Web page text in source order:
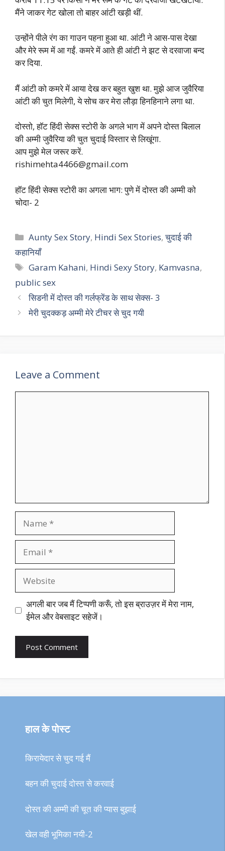
मैंने जाकर गेट खोला तो बाहर आंटी खड़ी थीं.
उन्होंने पीले रंग का गाउन पहना हुआ था. आंटी ने आस-पास देखा
और मेरे रूम में आ गईं. कमरे में आते ही आंटी ने झट से दरवाजा बन्द
कर दिया.
मैं आंटी को कमरे में आया देख कर बहुत खुश था. मुझे आज जुवैरिया
आंटी की चुत मिलेगी, ये सोच कर मेरा लौड़ा हिनहिनाने लगा था.
दोस्तो, हॉट हिंदी सेक्स स्टोरी के अगले भाग में अपने दोस्त बिलाल
की अम्मी जुवैरिया की चुत चुदाई विस्तार से लिखूंगा.
आप मुझे मेल जरूर करें.
rishimehta4466@gmail.com
हॉट हिंदी सेक्स स्टोरी का अगला भाग: पुणे में दोस्त की अम्मी को
चोदा- 2
Categories
Aunty Sex Story, Hindi Sex Stories,चुदाई की
कहानियाँ
Tags
Garam Kahani, Hindi Sexy Story, Kamvasna,
public sex
सिडनी में दोस्त की गर्लफ्रेंड के साथ सेक्स- 3
मेरी चुदक्कड़ अम्मी मेरे टीचर से चुद गयी
Leave a Comment
अगली बार जब मैं टिप्पणी करूँ, तो इस ब्राउज़र में मेरा नाम,
ईमेल और वेबसाइट सहेजें।
हाल के पोस्ट
किरायेदार से चुद गई मैं
बहन की चुदाई दोस्त से करवाई
दोस्त की अम्मी की चूत की प्यास बुझाई
खेल वही भूमिका नयी-2